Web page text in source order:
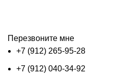
Перезвоните мне
+7 (912) 265-95-28
+7 (912) 040-34-92